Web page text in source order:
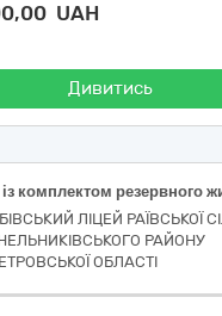
UAH
Дивитись
із комплектом резервного
ЛІЦЕЙ РАЇВСЬКОЇ
РАЙОНУ
ОБЛАСТІ